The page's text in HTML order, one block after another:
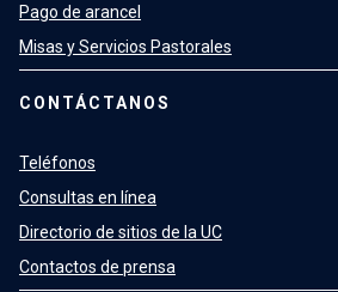
Pago de arancel
Misas y Servicios Pastorales
CONTÁCTANOS
Teléfonos
Consultas en línea
Directorio de sitios de la UC
Contactos de prensa